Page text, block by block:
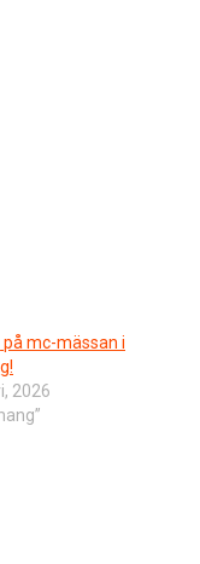
på mc-mässan i
2026